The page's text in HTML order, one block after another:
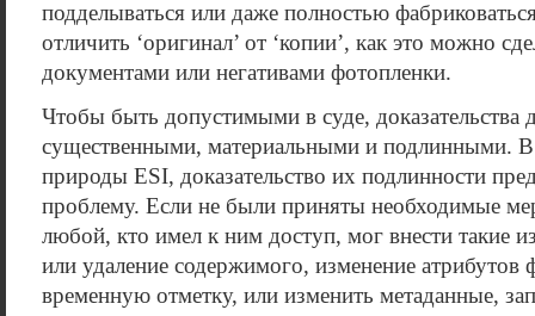
подделываться или даже полностью
отличить ‘оригинал’ от ‘копии’, как это можно
документами или негативами фотопленки.
Чтобы быть допустимыми в суде,
существенными, материальными и подлинными. В
природы ESI, доказательство их подлинности
проблему. Если не были приняты необходимые
любой, кто имел к ним доступ, мог внести такие
или удаление содержимого, изменение атрибутов
временную отметку, или изменить метаданные,